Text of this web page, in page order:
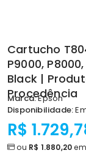
Cartucho
P9000,
Black |
Procedência
Marca:Epson
Disponibilidade:
R$
ou R$ 1.880,20